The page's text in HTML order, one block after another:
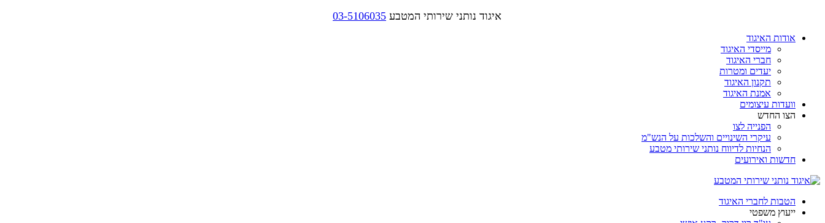
איגוד נותני שירותי המטבע 03-5106035
אודות האיגוד
מייסדי האיגוד
חברי האיגוד
יעדים ומטרות
תקנון האיגוד
אמנת האיגוד
וועדות עיצומים
הצו החדש
הפנייה לצו
עיקרי השינויים והשלכות על הנש"מ
הנחיות לדיווח נותני שירותי מטבע
חדשות ואירועים
הטבות לחברי האיגוד
ייעוץ משפטי